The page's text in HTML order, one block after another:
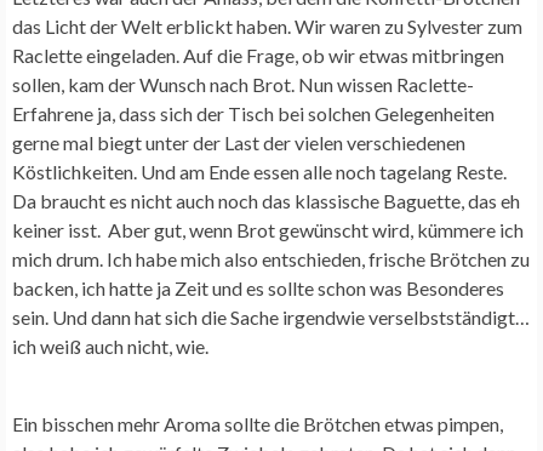
das Licht der Welt erblickt haben. Wir waren zu Sylvester zum
Raclette eingeladen. Auf die Frage, ob wir etwas mitbringen
sollen, kam der Wunsch nach Brot. Nun wissen Raclette-
Erfahrene ja, dass sich der Tisch bei solchen Gelegenheiten
gerne mal biegt unter der Last der vielen verschiedenen
Köstlichkeiten. Und am Ende essen alle noch tagelang Reste.
Da braucht es nicht auch noch das klassische Baguette, das eh
keiner isst. Aber gut, wenn Brot gewünscht wird, kümmere ich
mich drum. Ich habe mich also entschieden, frische Brötchen zu
backen, ich hatte ja Zeit und es sollte schon was Besonderes
sein. Und dann hat sich die Sache irgendwie verselbstständigt…
ich weiß auch nicht, wie.
Ein bisschen mehr Aroma sollte die Brötchen etwas pimpen,